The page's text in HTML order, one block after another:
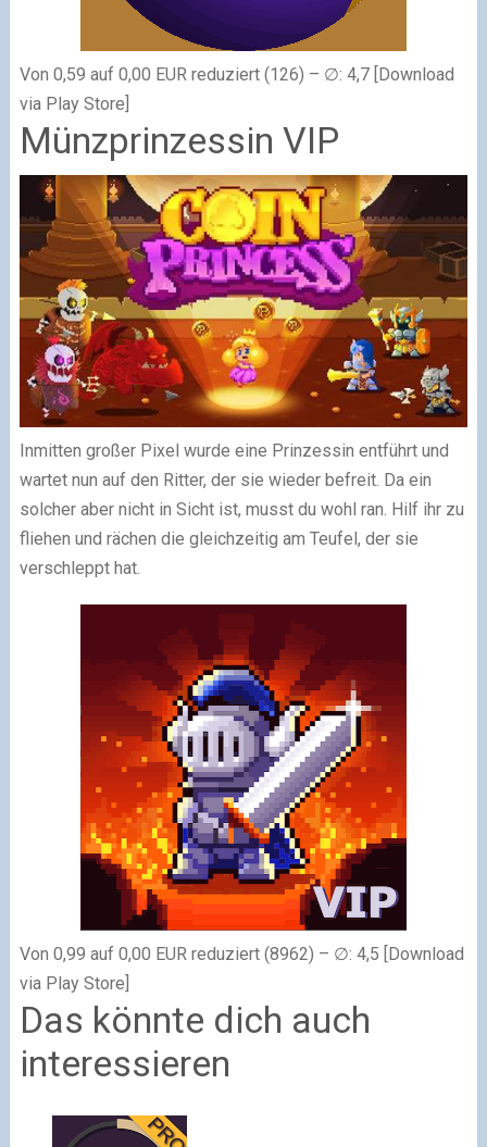
Von 0,59 auf 0,00 EUR reduziert (126) – ∅: 4,7 [Download
via Play Store]
Münzprinzessin VIP
Inmitten großer Pixel wurde eine Prinzessin entführt und
wartet nun auf den Ritter, der sie wieder befreit. Da ein
solcher aber nicht in Sicht ist, musst du wohl ran. Hilf ihr zu
fliehen und rächen die gleichzeitig am Teufel, der sie
verschleppt hat.
Von 0,99 auf 0,00 EUR reduziert (8962) – ∅: 4,5 [Download
via Play Store]
Das könnte dich auch
interessieren